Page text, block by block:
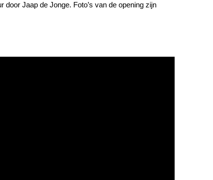
de Jonge. Foto’s van de opening zijn